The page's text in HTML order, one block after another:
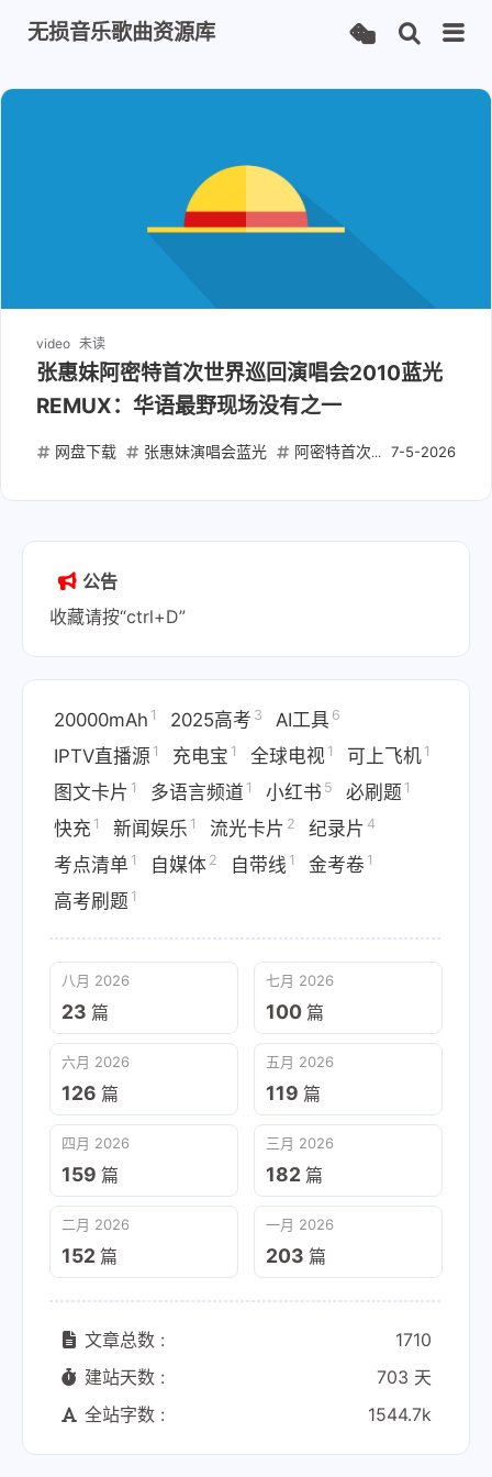
无损音乐歌曲资源库
video 未读
张惠妹阿密特首次世界巡回演唱会2010蓝光
REMUX：华语最野现场没有之一
7-5-2026
网盘下载 张惠妹演唱会蓝光 阿密特首次世界巡回演唱会
公告
收藏请按“ctrl+D”
20000mAh 1 2025高考 3 AI工具 6
IPTV直播源 1 充电宝 1 全球电视 1 可上飞机 1
图文卡片 1 多语言频道 1 小红书 5 必刷题 1
快充 1 新闻娱乐 1 流光卡片 2 纪录片 4
考点清单 1 自媒体 2 自带线 1 金考卷 1
高考刷题 1
八月 2026
23 篇
七月 2026
100 篇
六月 2026
126 篇
五月 2026
119 篇
四月 2026
159 篇
三月 2026
182 篇
二月 2026
152 篇
一月 2026
203 篇
文章总数 :
1710
建站天数 :
703 天
全站字数 :
1544.7k